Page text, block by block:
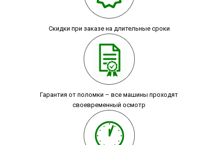
Скидки при заказе на длительные сроки
Гарантия от поломки – все машины проходят
своевременный осмотр